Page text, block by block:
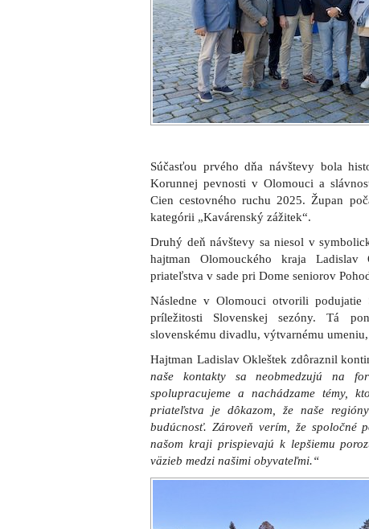
Súčasťou prvého dňa návštevy bola
Korunnej pevnosti v Olomouci a
Cien cestovného ruchu 2025. Župan
kategórii „Kavárenský zážitek“.
Druhý deň návštevy sa niesol v
hajtman Olomouckého kraja Ladislav
priateľstva v sade pri Dome seniorov
Následne v Olomouci otvorili
príležitosti Slovenskej sezóny. Tá
slovenskému divadlu, výtvarnému
Hajtman Ladislav Okleštek zdôraznil
naše kontakty sa neobmedzujú na
spolupracujeme a nachádzame témy,
priateľstva je dôkazom, že naše
budúcnosť. Zároveň verím, že spoločné
našom kraji prispievajú k lepšiemu
väzieb medzi našimi obyvateľmi.“